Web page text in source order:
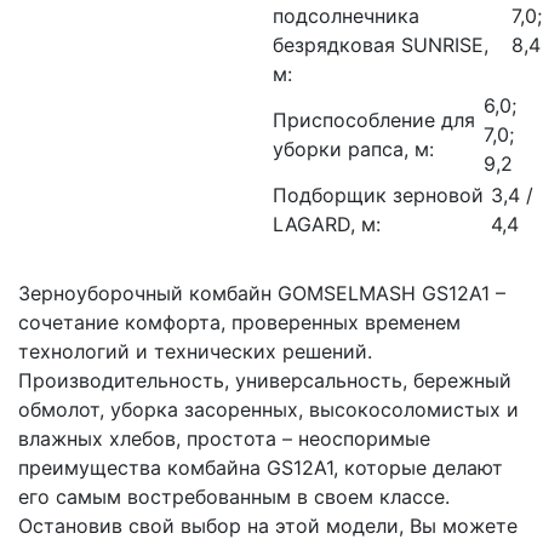
подсолнечника
безрядковая SUNRISE,
м:
7,0;
8,4
Приспособление для
уборки рапса, м:
6,0;
7,0;
9,2
Подборщик зерновой
LAGARD, м:
3,4 /
4,4
Зерноуборочный комбайн GOMSELMASH GS12A1 –
сочетание комфорта, проверенных временем
технологий и технических решений.
Производительность, универсальность, бережный
обмолот, уборка засоренных, высокосоломистых и
влажных хлебов, простота – неоспоримые
преимущества комбайна GS12A1, которые делают
его самым востребованным в своем классе.
Остановив свой выбор на этой модели, Вы можете